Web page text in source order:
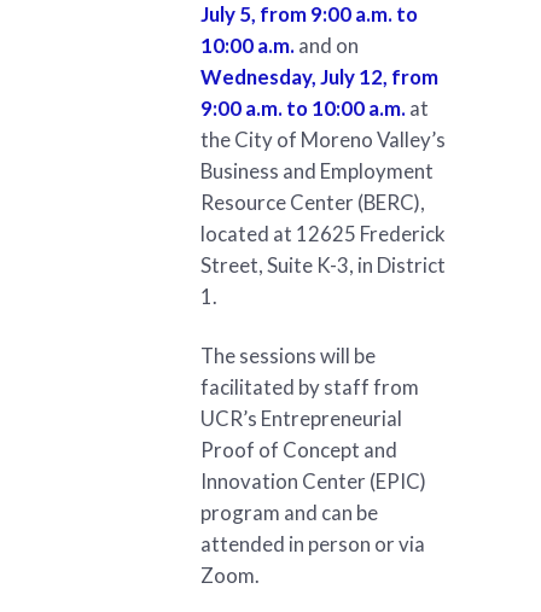
July 5, from 9:00 a.m. to
10:00 a.m. and on
Wednesday, July 12, from
9:00 a.m. to 10:00 a.m. at
the City of Moreno Valley’s
Business and Employment
Resource Center (BERC),
located at 12625 Frederick
Street, Suite K-3, in District
1.
The sessions will be
facilitated by staff from
UCR’s Entrepreneurial
Proof of Concept and
Innovation Center (EPIC)
program and can be
attended in person or via
Zoom.